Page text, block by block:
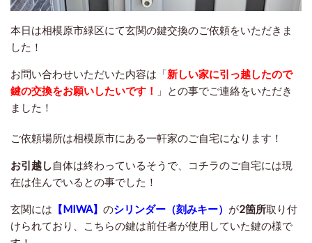
本日は相模原市緑区にて玄関の鍵交換のご依頼をいただきま
した！
お問い合わせいただいた内容は「新しい家に引っ越したので
鍵の交換をお願いしたいです！
」との事でご連絡をいただき
ました！
ご依頼場所は相模原市にある一軒家のご自宅になります！
お引越し自体は終わっているそうで、コチラのご自宅には現
在は住んでいるとの事でした！
玄関には 【MIWA】 のシリンダー（刻みキー） が2箇所取り付
けられており、こちらの鍵は前任者が使用していた鍵の様で